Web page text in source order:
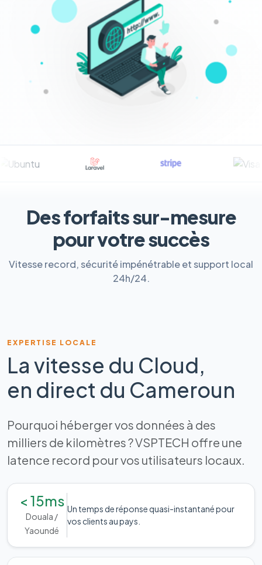
Des forfaits sur-mesure
pour votre succès
Vitesse record, sécurité impénétrable et support local
24h/24.
EXPERTISE LOCALE
La vitesse du Cloud,
en direct du Cameroun
Pourquoi héberger vos données à des
milliers de kilomètres ? VSPTECH offre une
latence record pour vos utilisateurs locaux.
< 15ms
Douala /
Yaoundé
Un temps de réponse quasi-instantané pour
vos clients au pays.